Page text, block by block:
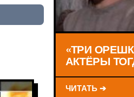
«ТРИ
АКТЁРЫ
ЧИТАТЬ ➔